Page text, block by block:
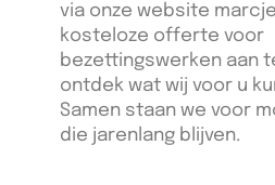
via onze website
kosteloze offerte voor
bezettingswerken aan
ontdek wat wij voor u
Samen staan we voor
die jarenlang blijven.